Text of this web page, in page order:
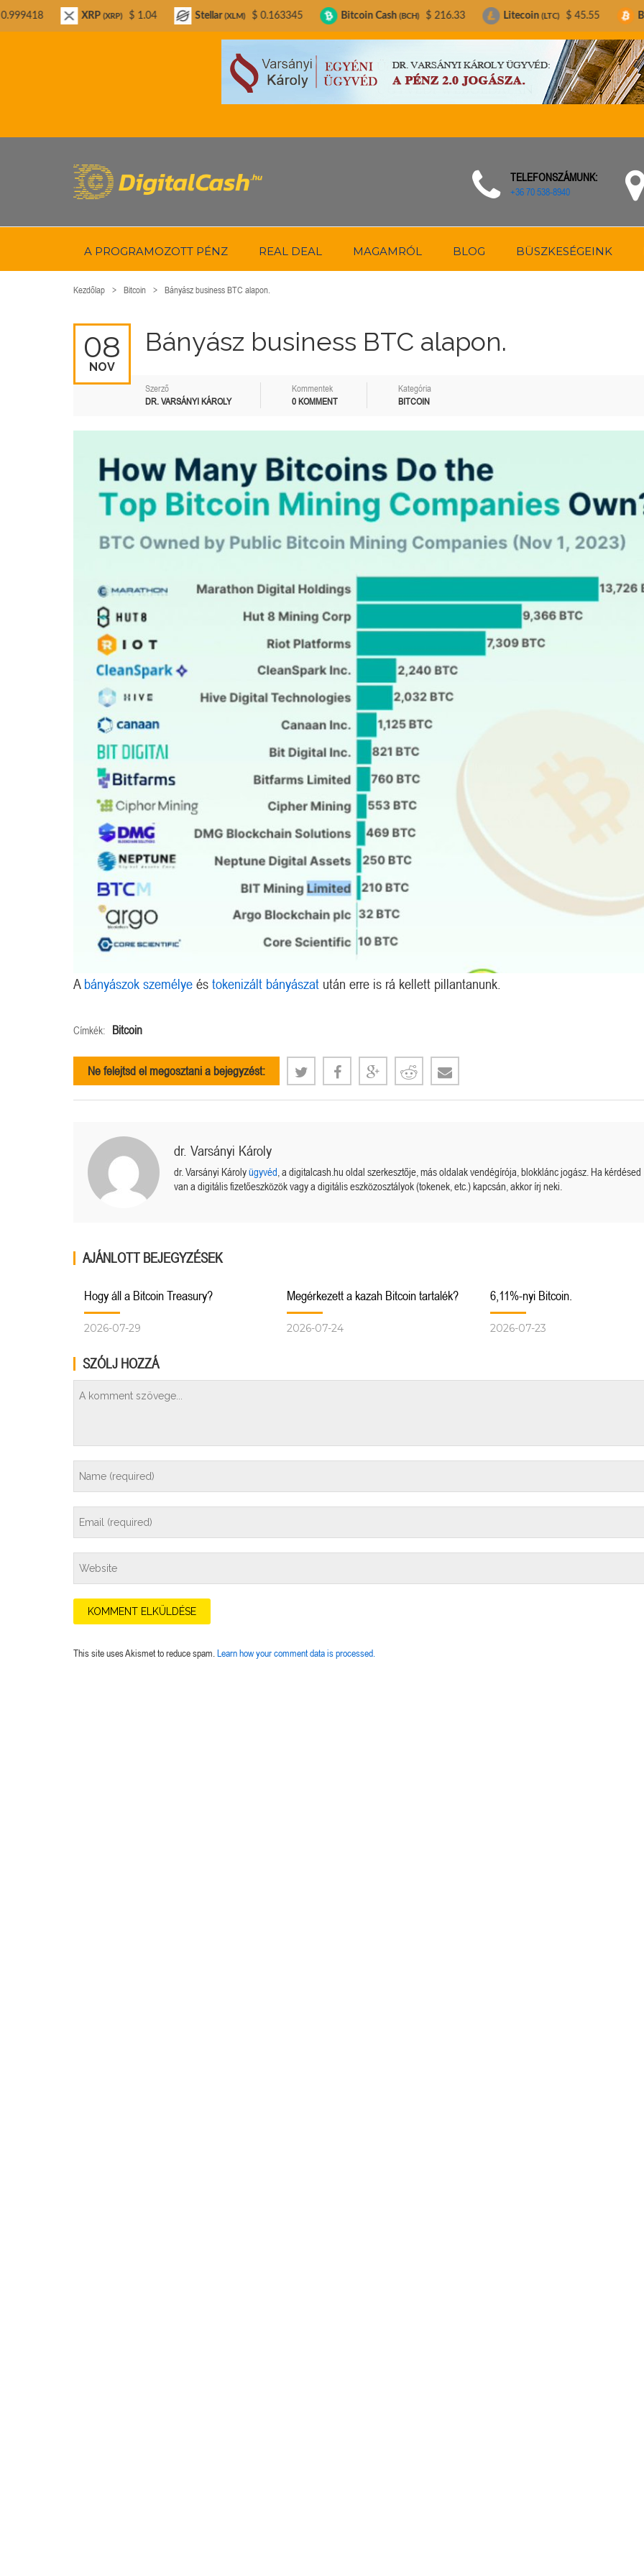
TELEFONSZÁMUNK:
+36 70 538-8940
A PROGRAMOZOTT PÉNZ REAL DEAL MAGAMRÓL BLOG BÜSZKESÉGEINK
Kezdőlap Bitcoin Bányász business BTC alapon.
08
NOV
Bányász business BTC alapon.
Szerző
DR. VARSÁNYI KÁROLY
Kommentek
0 KOMMENT
Kategória
BITCOIN
A bányászok személye és tokenizált bányászat után erre is rá kellett pillantanunk.
Címkék: Bitcoin
Ne felejtsd el megosztani a bejegyzést:
dr. Varsányi Károly
dr. Varsányi Károlyügyvéd , a digitalcash.hu oldal szerkesztője, más oldalak vendégírója, blokklánc jogász. Ha kérdésed
van a digitális fizetőeszközök vagy a digitális eszközosztályok (tokenek, etc.) kapcsán, akkor írj neki.
AJÁNLOTT BEJEGYZÉSEK
Hogy áll a Bitcoin Treasury?
2026-07-29
Megérkezett a kazah Bitcoin tartalék?
2026-07-24
6,11%-nyi Bitcoin.
2026-07-23
SZÓLJ HOZZÁ
This site uses Akismet to reduce spam.Learn how your comment data is processed.
Megérkezett a kazah Bitcoin tartalék?
XRP(XRP) $ 1.04 Stellar(XLM) $ 0.163345 Bitcoin Cash(BCH) $ 216.33 Litecoin (LTC) $ 45.55 Bitcoin $